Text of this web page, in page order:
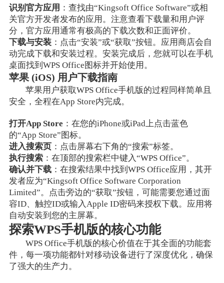
识别官方应用 ：查找由“Kingsoft Office Software”或相
关官方开发者发布的应用。注意查看下载量和用户评
分，官方应用通常有极高的下载次数和正面评价。
下载与安装：点击“安装”或“获取”按钮。应用商店会自
动完成下载和安装过程。安装完成后，您就可以在手机
桌面找到WPS Office图标并开始使用。
苹果 (iOS) 用户下载指南
苹果用户获取WPS Office手机版的过程同样简单且
安全，全程在App Store内完成。
打开App Store ：在您的iPhone或iPad上点击蓝色
的“App Store”图标。
进入搜索页：点击屏幕右下角的“搜索”标签。
执行搜索：在顶部的搜索栏中键入“WPS Office”。
确认并下载：在搜索结果中找到WPS Office应用，其开
发者应为“Kingsoft Office Software Corporation
Limited”。点击旁边的“获取”按钮，可能需要您通过面
容ID、触控ID或输入Apple ID密码来授权下载。应用将
自动安装到您的主屏幕。
探索WPS手机版的核心功能
WPS Office手机版的核心价值在于其全面的功能套
件，每一项功能都针对移动设备进行了深度优化，确保
了强大的生产力。